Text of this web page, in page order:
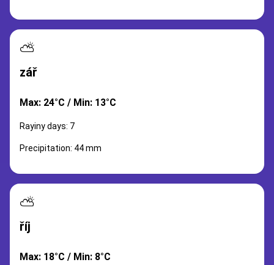
⛅
zář
Max: 24°C / Min: 13°C
Rayiny days: 7
Precipitation: 44 mm
⛅
říj
Max: 18°C / Min: 8°C